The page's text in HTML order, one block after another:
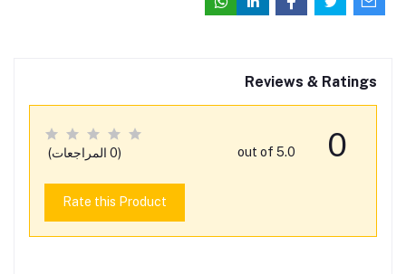
Reviews & Ratings
0
out of 5.0 (0 المراجعات)
Rate this Product